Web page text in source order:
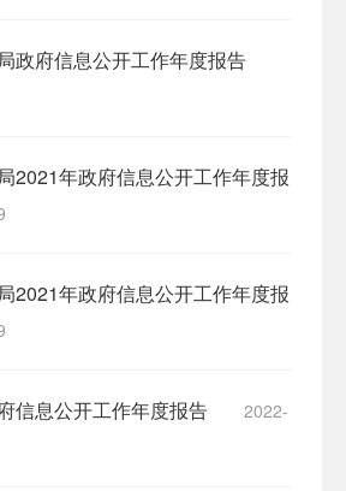
政府信息公开工作年度报告
2021年政府信息公开工作年度报
2021年政府信息公开工作年度报
信息公开工作年度报告
2022-